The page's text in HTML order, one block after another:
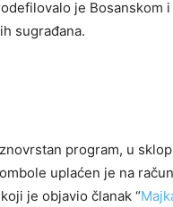
je Bosanskom
sugrađana.
program, u
uplaćen je na
je objavio članak “